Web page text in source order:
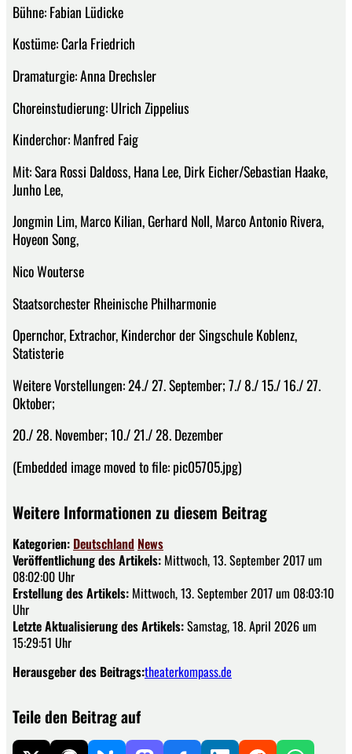
Bühne: Fabian Lüdicke
Kostüme: Carla Friedrich
Dramaturgie: Anna Drechsler
Choreinstudierung: Ulrich Zippelius
Kinderchor: Manfred Faig
Mit: Sara Rossi Daldoss, Hana Lee, Dirk Eicher/Sebastian Haake,
Junho Lee,
Jongmin Lim, Marco Kilian, Gerhard Noll, Marco Antonio Rivera,
Hoyeon Song,
Nico Wouterse
Staatsorchester Rheinische Philharmonie
Opernchor, Extrachor, Kinderchor der Singschule Koblenz,
Statisterie
Weitere Vorstellungen: 24./ 27. September; 7./ 8./ 15./ 16./ 27.
Oktober;
20./ 28. November; 10./ 21./ 28. Dezember
(Embedded image moved to file: pic05705.jpg)
Weitere Informationen zu diesem Beitrag
Kategorien: Deutschland News
Veröffentlichung des Artikels: Mittwoch, 13. September 2017 um
08:02:00 Uhr
Erstellung des Artikels: Mittwoch, 13. September 2017 um 08:03:10
Uhr
Letzte Aktualisierung des Artikels:Samstag, 18. April 2026 um
15:29:51 Uhr
Herausgeber des Beitrags:theaterkompass.de
Teile den Beitrag auf